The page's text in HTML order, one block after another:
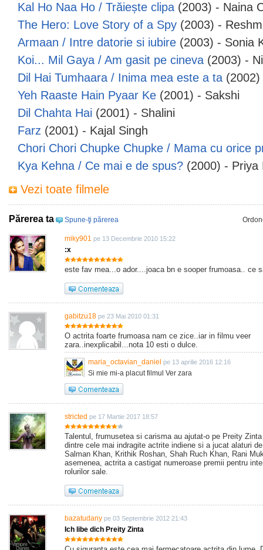
Kal Ho Naa Ho / Trăiește clipa (2003) - Naina
The Hero: Love Story of a Spy (2003) -
Armaan / Intre datorie si iubire (2003) - Sonia
Koi... Mil Gaya / Am gasit pe cineva (2003) -
Dil Hai Tumhaara / Inima mea este a ta
Yeh Raaste Hain Pyaar Ke (2001) - Sakshi
Dil Chahta Hai (2001) - Shalini
Farz (2001) - Kajal Singh
Chori Chori Chupke Chupke / Mama cu orice
Kya Kehna / Ce mai e de spus? (2000) - Priya
Vezi toate filmele
Părerea ta Spune-ţi părerea
miky901 pe 13 Decembrie 2010 15:22
:x
este fav mea...o ador....joaca bn e sooper frumoasa.. ce
gabitzu18 pe 23 Mai 2010 01:31
O actrita foarte frumoasa nam ce zice..iar in filmu veer
zara..inexplicabil...nota 10 esti o dulce.
maria_octavian_daniel pe 13 aprilie 2016 12:16
Si mie mi-a placut filmul Ver zara
stricted pe 17 Martie 2017 18:57
Talentul, frumusetea si carisma au ajutat-o pe Preity
dintre cele mai indragite actrite indiene si a jucat alaturi
Salman Khan, Krithik Roshan, Shah Ruch Khan, Rani
asemenea, actrita a castigat numeroase premii pentru
rolurilor sale.
bazatudany pe 03 Septembrie 2012 21:43
Ich libe dich Preity Zinta